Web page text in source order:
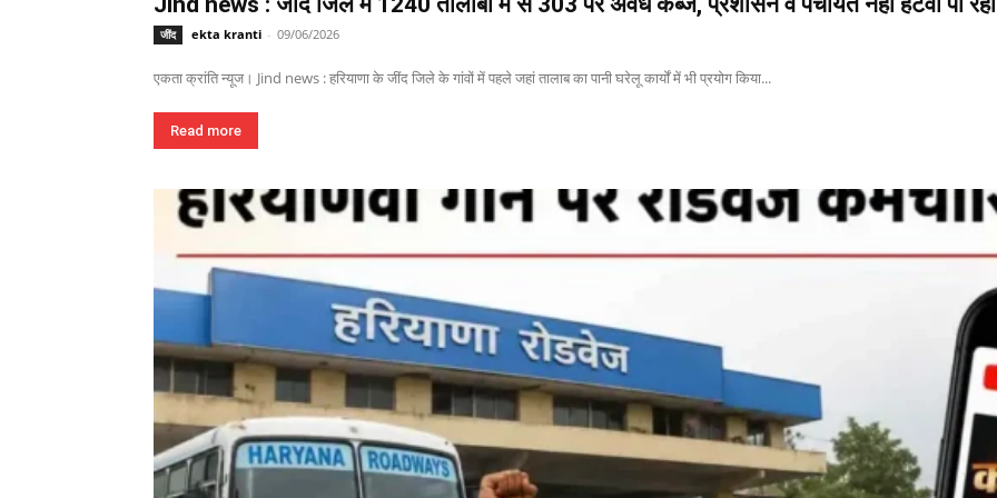
जींद ekta kranti - 09/06/2026
एकता क्रांति न्यूज। Jind news : हरियाणा के जींद जिले के गांवों में पहले जहां तालाब का पानी घरेलू कार्यों में भी प्रयोग किया...
Read more